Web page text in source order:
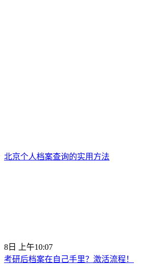
北京个人档案查询的实用方法
8日 上午10:07
考研后档案在自己手里？激活流程！